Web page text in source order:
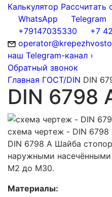
Калькулятор Рассчитать
WhatsApp
Telegram
+79147035330
+7
наш Telegram-канал ›
Обратный звонок
Главная ГОСТ/DIN DIN
DIN 6798
схема чертеж - DIN
DIN 6798 A Шайба
наружными
М2 до М30.
Материалы: